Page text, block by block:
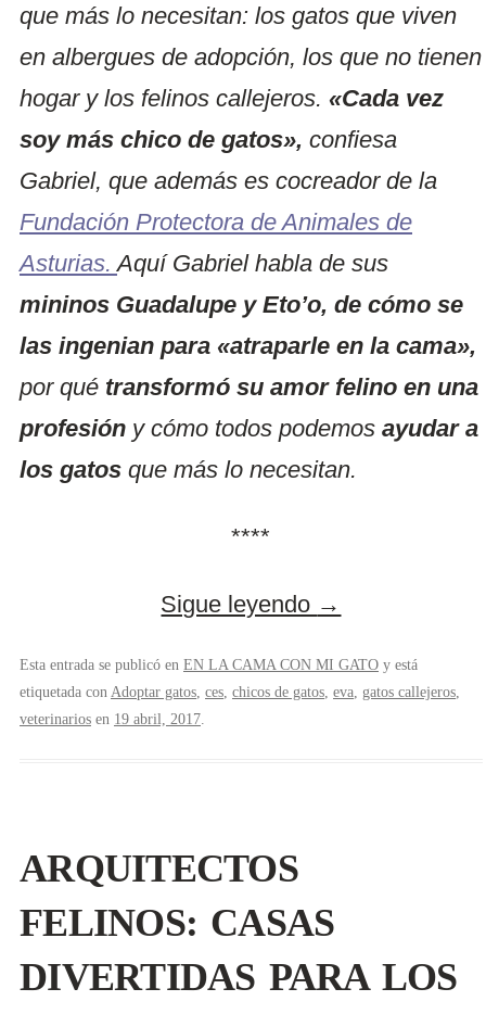
que más lo necesitan: los gatos que viven
en albergues de adopción, los que no tienen
hogar y los felinos callejeros. «Cada vez
soy más chico de gatos», confiesa
Gabriel, que además es cocreador de la
Fundación Protectora de Animales de
Asturias.Aquí Gabriel habla de sus
mininos Guadalupe y Eto’o, de cómo se
las ingenian para «atraparle en la cama»,
por qué transformó su amor felino en una
profesión y cómo todos podemos ayudar a
los gatos que más lo necesitan.
****
Sigue leyendo →
Esta entrada se publicó en EN LA CAMA CON MI GATO y está
etiquetada con Adoptar gatos ces chicos de gatos eva gatos callejeros
veterinarios en 19 abril, 2017
ARQUITECTOS
FELINOS: CASAS
DIVERTIDAS PARA LOS